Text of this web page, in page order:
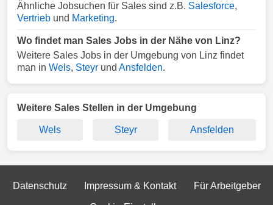
Ähnliche Jobsuchen für Sales sind z.B. Salesforce,
Vertrieb und Marketing.
Wo findet man Sales Jobs in der Nähe von Linz?
Weitere Sales Jobs in der Umgebung von Linz findet
man in Wels, Steyr und Ansfelden.
Weitere Sales Stellen in der Umgebung
Wels Steyr Ansfelden
Datenschutz Impressum & Kontakt Für Arbeitgeber